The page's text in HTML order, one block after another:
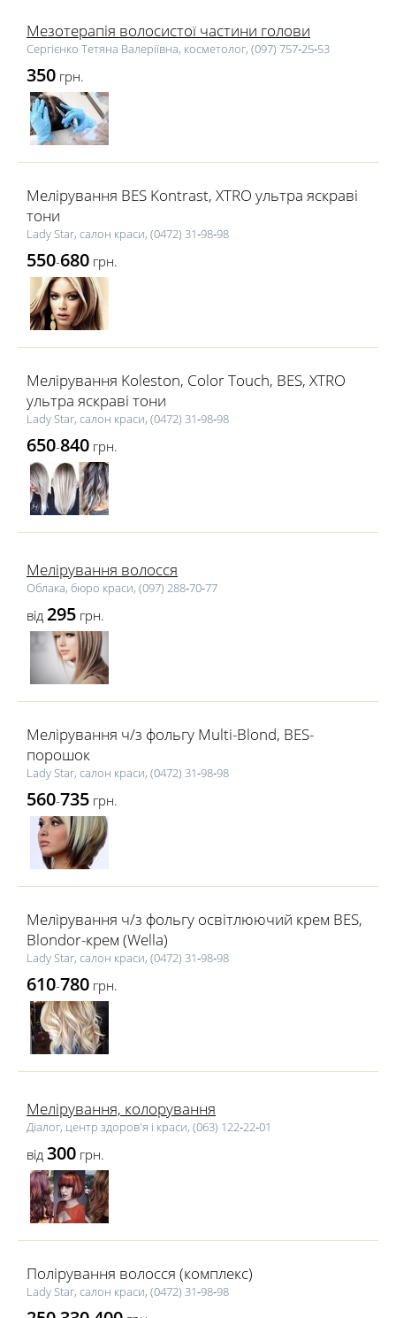
Мезотерапія волосистої частини голови
Сергієнко Тетяна Валеріївна, косметолог, (097) 757‑25‑53
350 грн.
Мелірування BES Kontrast, XTRO ультра яскраві
тони
Lady Star, салон краси, (0472) 31‑98‑98
550-680 грн.
Мелірування Koleston, Color Touch, BES, XTRO
ультра яскраві тони
Lady Star, салон краси, (0472) 31‑98‑98
650-840 грн.
Мелірування волосся
Облака, бюро краси, (097) 288‑70‑77
від 295 грн.
Мелірування ч/з фольгу Multi-Blond, BES-
порошок
Lady Star, салон краси, (0472) 31‑98‑98
560-735 грн.
Мелірування ч/з фольгу освітлюючий крем BES,
Blondor-крем (Wella)
Lady Star, салон краси, (0472) 31‑98‑98
610-780 грн.
Мелірування, колорування
Діалог, центр здоров'я і краси, (063) 122‑22‑01
від 300 грн.
Полірування волосся (комплекс)
Lady Star, салон краси, (0472) 31‑98‑98